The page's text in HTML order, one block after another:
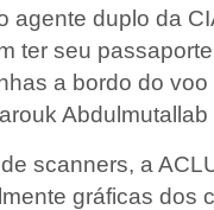
agente duplo da
ter seu
a bordo do
scanners, a
gráficas dos